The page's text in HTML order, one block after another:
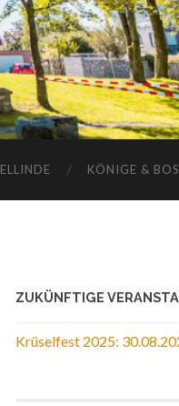
KÖNIGE &
ZUKÜNFTIGE
Krüselfest 2025: